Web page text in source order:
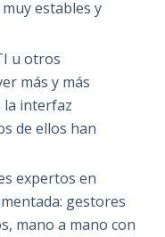
estables y
u otros
más y más
interfaz
de ellos han
expertos en
gestores
mano a mano con